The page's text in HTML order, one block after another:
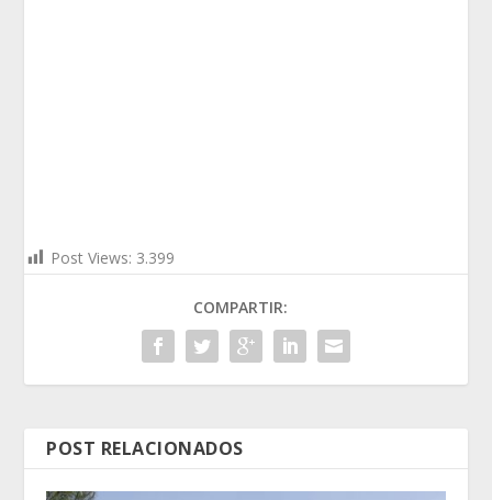
Post Views: 3.399
COMPARTIR:
POST RELACIONADOS